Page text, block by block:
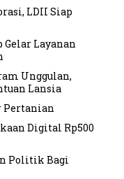
LDII Siap
Gelar Layanan
Unggulan,
Lansia
Pertanian
Digital Rp500
Politik Bagi